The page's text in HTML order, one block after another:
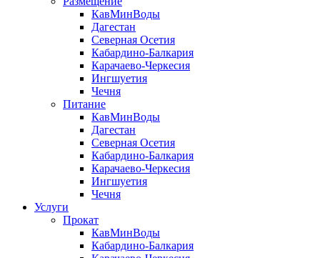
КавМинВоды
Дагестан
Северная Осетия
Кабардино-Балкария
Карачаево-Черкесия
Ингшуетия
Чечня
Питание
КавМинВоды
Дагестан
Северная Осетия
Кабардино-Балкария
Карачаево-Черкесия
Ингшуетия
Чечня
Услуги
Прокат
КавМинВоды
Кабардино-Балкария